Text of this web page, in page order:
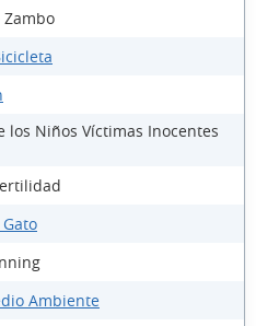
los Niños Víctimas Inocentes
Ambiente